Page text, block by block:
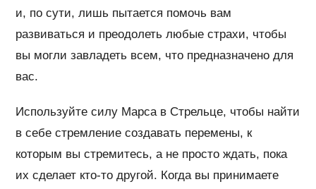
и, по сути, лишь пытается помочь вам
развиваться и преодолеть любые страхи, чтобы
вы могли завладеть всем, что предназначено для
вас.
Используйте силу Марса в Стрельце, чтобы найти
в себе стремление создавать перемены, к
которым вы стремитесь, а не просто ждать, пока
их сделает кто-то другой. Когда вы принимаете